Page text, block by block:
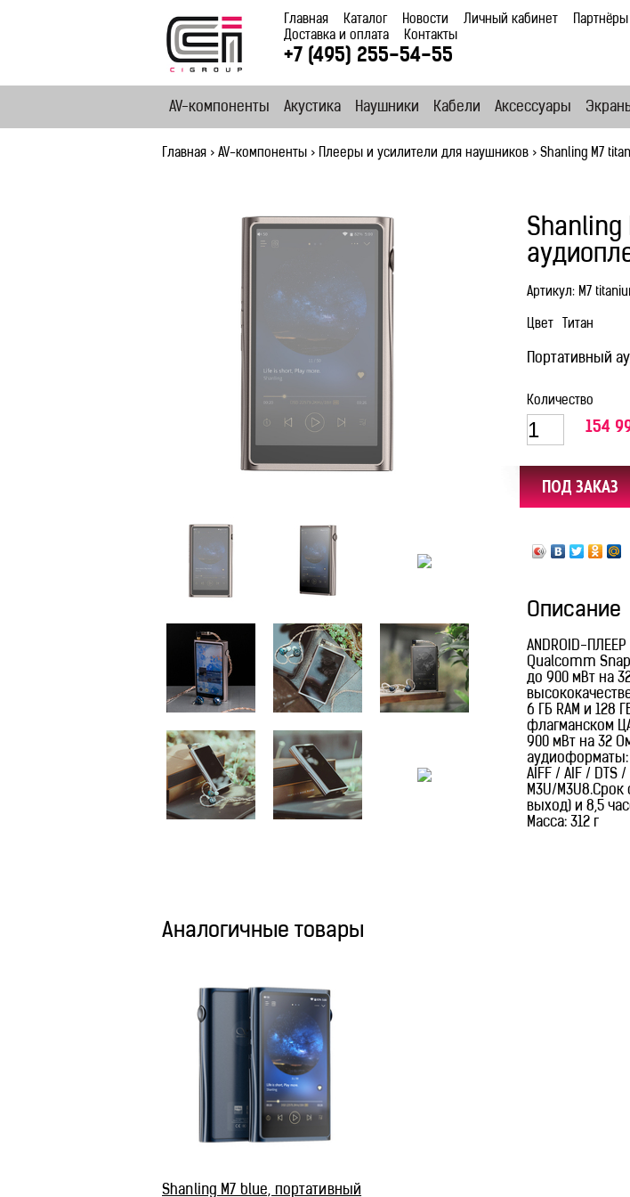
Главная Каталог Новости Личный кабинет Партнёры
Доставка и оплата
Контакты
+7 (495) 255-54-55
AV-компоненты Акустика Наушники Кабели Аксессуары
Главная > AV-компоненты > Плееры и усилители для наушников > Shanling M7
Shanling
Артикул: M7
Цвет Титан
Портативный
Количество
154
Описание
ANDROID-
Qualcomm
до 900 мВт на
6 ГБ RAM и 128
флагманском
900 мВт на 32
аудиоформаты:
AIFF / AIF / DTS /
M3U/
выход) и 8,5
Масса: 312 г
Аналогичные товары
Shanling M7 blue, портативный